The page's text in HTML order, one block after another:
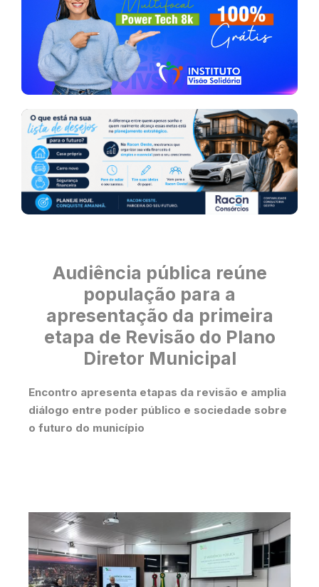
Audiência pública reúne
população para a
apresentação da primeira
etapa de Revisão do Plano
Diretor Municipal
Encontro apresenta etapas da revisão e amplia
diálogo entre poder público e sociedade sobre
o futuro do município